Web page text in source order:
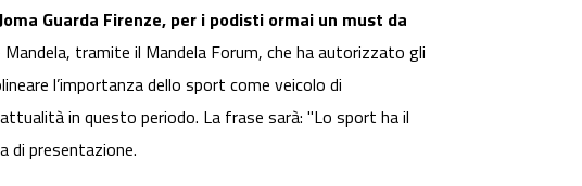
Guarda Firenze, per i podisti ormai un must da
tramite il Mandela Forum, che ha autorizzato gli
l’importanza dello sport come veicolo di
in questo periodo. La frase sarà: "Lo sport ha il
di presentazione.